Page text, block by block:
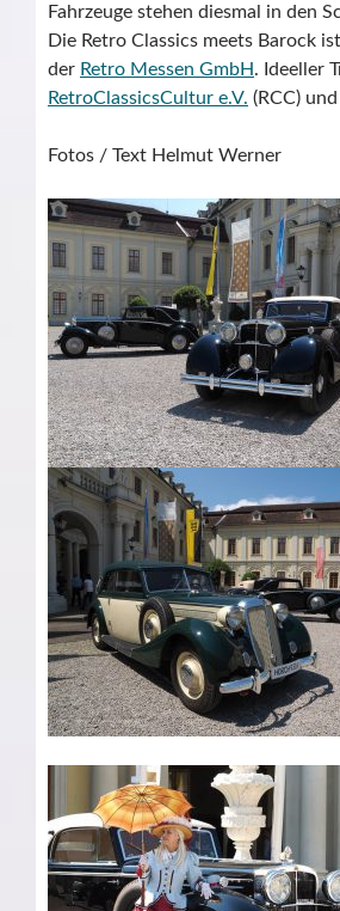
Fahrzeuge stehen diesmal in den
Die Retro Classics meets Barock
der Retro Messen GmbH. Ideeller
RetroClassicsCultur e.V. (RCC)
Fotos / Text Helmut Werner